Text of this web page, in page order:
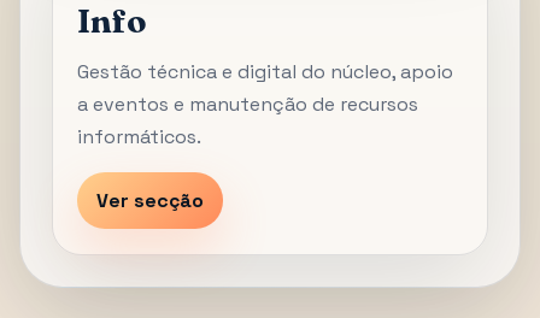
Info
Gestão técnica e digital do núcleo, apoio
a eventos e manutenção de recursos
informáticos.
Ver secção